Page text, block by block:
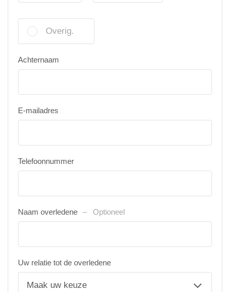
Overig.
Achternaam
E-mailadres
Telefoonnummer
Naam overledene Optioneel
Uw relatie tot de overledene